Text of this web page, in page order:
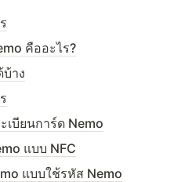
คืออะไร?
าง
เบียนการ์ด Nemo
แบบ NFC
แบบใช้รหัส Nemo